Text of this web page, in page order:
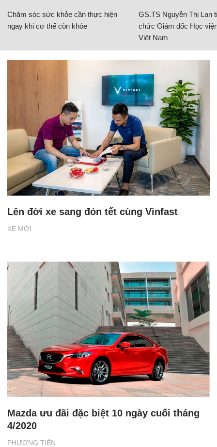
Chăm sóc sức khỏe cần thực hiện
ngay khi cơ thể còn khỏe
GS.TS Nguyễn Thị Lan
chức Giám đốc Học
Việt Nam
XE MỚI
Lên đời xe sang đón tết cùng Vinfast
PHƯƠNG TIỆN
Mazda ưu đãi đặc biệt 10 ngày cuối tháng
4/2020